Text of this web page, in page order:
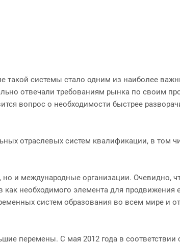
системы стало одним из наиболее
отвечали требованиям рынка по своим
вопрос о необходимости быстрее
отраслевых систем квалификации, в том
и международные организации. Очевидно,
необходимого элемента для
систем образования во всем мире и
перемены. С мая 2012 года в